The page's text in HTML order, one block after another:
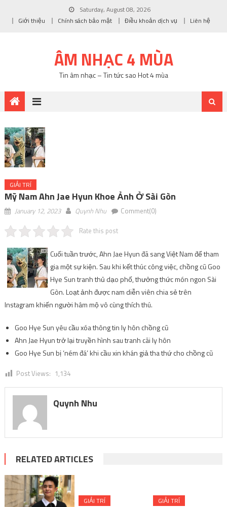
Saturday, August 08, 2026
Giới thiệu
Chính sách bảo mật Điều khoản dịch vụ Liên hệ
ÂM NHẠC 4 MÙA
Tin âm nhạc – Tin tức sao Hot 4 mùa
GIẢI TRÍ
Mỹ Nam Ahn Jae Hyun Khoe Ảnh Ở Sài Gòn
January 12, 2023 Quynh Nhu Comment(0)
Rate this post
Cuối tuần trước, Ahn Jae Hyun đã sang Việt Nam để tham
gia một sự kiện. Sau khi kết thúc công việc, chồng cũ Goo
Hye Sun tranh thủ dạo phố, thưởng thức món ngon Sài
Gòn. Loạt ảnh được nam diễn viên chia sẻ trên
Instagram khiến người hâm mộ vô cùng thích thú.
Goo Hye Sun yêu cầu xóa thông tin ly hôn chồng cũ
Ahn Jae Hyun trở lại truyền hình sau tranh cãi ly hôn
Goo Hye Sun bị ‘ném đá’ khi cầu xin khán giả tha thứ cho chồng cũ
Post Views: 1,134
Quynh Nhu
RELATED ARTICLES
GIẢI TRÍ GIẢI TRÍ